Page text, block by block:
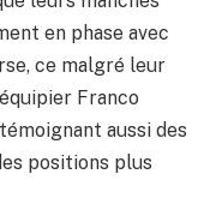
en phase avec
ce malgré leur
Franco
aussi des
positions plus